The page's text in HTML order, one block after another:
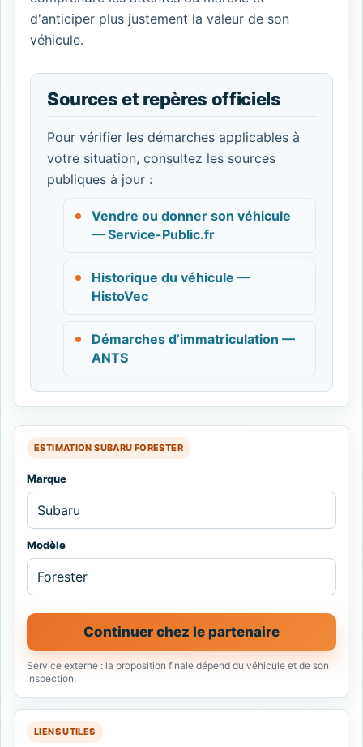
d'anticiper plus justement la valeur de son
véhicule.
Sources et repères officiels
Pour vérifier les démarches applicables à
votre situation, consultez les sources
publiques à jour :
Vendre ou donner son véhicule
— Service-Public.fr
Historique du véhicule —
HistoVec
Démarches d’immatriculation —
ANTS
ESTIMATION SUBARU FORESTER
Marque
Modèle
Continuer chez le partenaire
Service externe : la proposition finale dépend du véhicule et de son
inspection.
LIENS UTILES